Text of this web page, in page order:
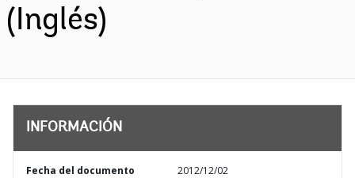
(Inglés)
INFORMACIÓN
Fecha del documento 2012/12/02